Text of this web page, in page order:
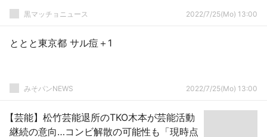
黒マッチョニュース 2022/7/25(Mo) 13:00
ととと東京都 サル痘＋1
みそパンNEWS 2022/7/25(Mo) 13:00
【芸能】松竹芸能退所のTKO木本が芸能活動
継続の意向…コンビ解散の可能性も「現時点